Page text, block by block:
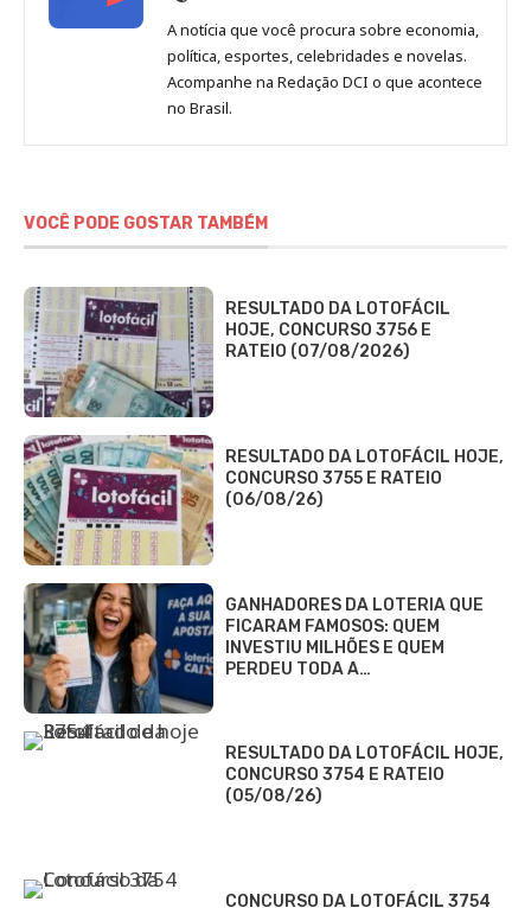
de
Redação
Jornal
DCI
A notícia que você procura sobre economia,
política, esportes, celebridades e novelas.
Acompanhe na Redação DCI o que acontece
no Brasil.
VOCÊ PODE GOSTAR TAMBÉM
RESULTADO DA LOTOFÁCIL
HOJE, CONCURSO 3756 E
RATEIO (07/08/2026)
RESULTADO DA LOTOFÁCIL HOJE,
CONCURSO 3755 E RATEIO
(06/08/26)
GANHADORES DA LOTERIA QUE
FICARAM FAMOSOS: QUEM
INVESTIU MILHÕES E QUEM
PERDEU TODA A…
RESULTADO DA LOTOFÁCIL HOJE,
CONCURSO 3754 E RATEIO
(05/08/26)
CONCURSO DA LOTOFÁCIL 3754